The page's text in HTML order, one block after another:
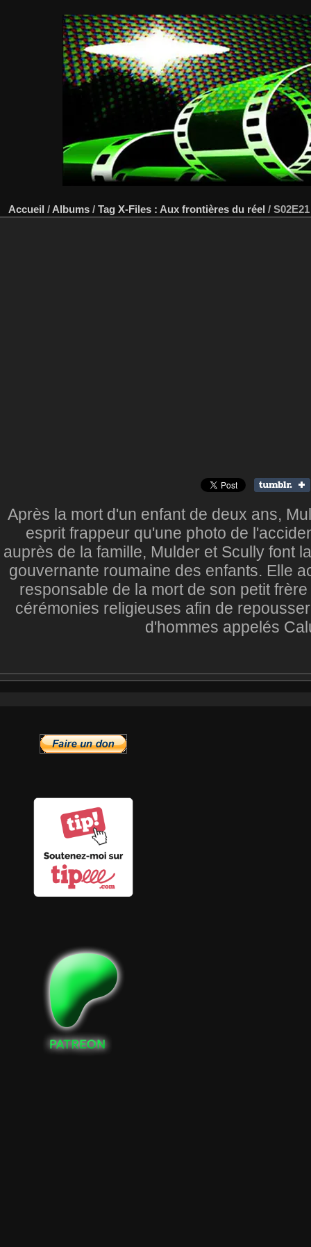
Accueil / Albums / Tag X-Files : Aux frontières du réel /
Après la mort d'un enfant de deux ans,
esprit frappeur qu'une photo de
auprès de la famille, Mulder et Scully font
gouvernante roumaine des enfants. Elle
responsable de la mort de son petit
cérémonies religieuses afin de
d'hommes appelés